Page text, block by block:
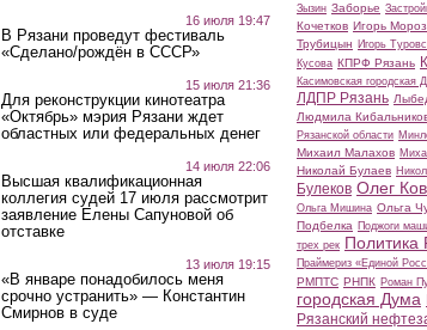
16 июля 19:47
В Рязани проведут фестиваль
«Сделано/рождён в СССР»
15 июля 21:36
Для реконструкции кинотеатра
«Октябрь» мэрия Рязани ждет
областных или федеральных денег
14 июля 22:06
Высшая квалификационная
коллегия судей 17 июля рассмотрит
заявление Елены Сапуновой об
отставке
13 июля 19:15
«В январе понадобилось меня
срочно устранить» — Константин
Смирнов в суде
Зызин Заборье
Кочетков Игорь
Трубицын Игорь
Кусова КПРФ Рязань
Касимовская городская
ЛДПР Рязань
Людмила
Рязанской области
Михаил Малахов
Николай Булаев
Булеков Олег
Ольга Мишина Ольга
Подбелка Поджоги
трех рек Политика
Праймериз «Единой
РМПТС РНПК Роман
городская Дума
Рязанский